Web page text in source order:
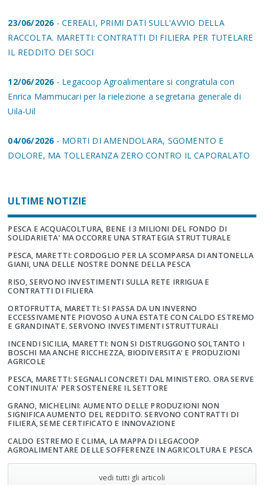
23/06/2026- CEREALI, PRIMI DATI SULL'AVVIO DELLA
RACCOLTA. MARETTI: CONTRATTI DI FILIERA PER TUTELARE
IL REDDITO DEI SOCI
12/06/2026- Legacoop Agroalimentare si congratula con
Enrica Mammucari per la rielezione a segretaria generale di
Uila-Uil
04/06/2026- MORTI DI AMENDOLARA, SGOMENTO E
DOLORE, MA TOLLERANZA ZERO CONTRO IL CAPORALATO
ULTIME NOTIZIE
PESCA E ACQUACOLTURA, BENE I 3 MILIONI DEL FONDO DI
SOLIDARIETA' MA OCCORRE UNA STRATEGIA STRUTTURALE
PESCA, MARETTI: CORDOGLIO PER LA SCOMPARSA DI ANTONELLA
GIANI, UNA DELLE NOSTRE DONNE DELLA PESCA
RISO, SERVONO INVESTIMENTI SULLA RETE IRRIGUA E
CONTRATTI DI FILIERA
ORTOFRUTTA, MARETTI: SI PASSA DA UN INVERNO
ECCESSIVAMENTE PIOVOSO A UNA ESTATE CON CALDO ESTREMO
E GRANDINATE. SERVONO INVESTIMENTI STRUTTURALI
INCENDI SICILIA, MARETTI: NON SI DISTRUGGONO SOLTANTO I
BOSCHI MA ANCHE RICCHEZZA, BIODIVERSITA' E PRODUZIONI
AGRICOLE
PESCA, MARETTI: SEGNALI CONCRETI DAL MINISTERO. ORA SERVE
CONTINUITA' PER SOSTENERE IL SETTORE
GRANO, MICHELINI: AUMENTO DELLE PRODUZIONI NON
SIGNIFICA AUMENTO DEL REDDITO. SERVONO CONTRATTI DI
FILIERA, SEME CERTIFICATO E INNOVAZIONE
CALDO ESTREMO E CLIMA, LA MAPPA DI LEGACOOP
AGROALIMENTARE DELLE SOFFERENZE IN AGRICOLTURA E PESCA
vedi tutti gli articoli